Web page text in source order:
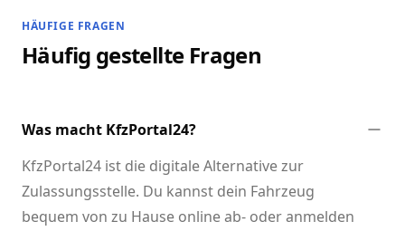
HÄUFIGE FRAGEN
Häufig gestellte Fragen
Was macht KfzPortal24?
KfzPortal24 ist die digitale Alternative zur
Zulassungsstelle. Du kannst dein Fahrzeug
bequem von zu Hause online ab- oder anmelden